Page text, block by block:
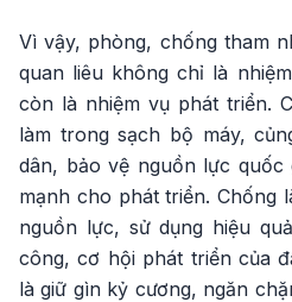
Vì vậy, phòng, chống tham
quan liêu không chỉ là
còn là nhiệm vụ phát triển.
làm trong sạch bộ máy,
dân, bảo vệ nguồn lực quốc
mạnh cho phát triển. Chống
nguồn lực, sử dụng hiệu
công, cơ hội phát triển của
là giữ gìn kỷ cương, ngăn